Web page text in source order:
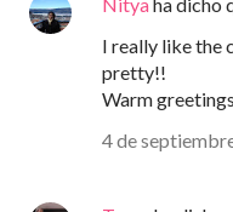
I really like the
pretty!!
Warm
4 de